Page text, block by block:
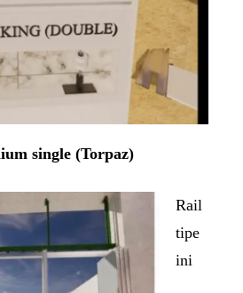
single (Torpaz)
Rail
tipe
ini